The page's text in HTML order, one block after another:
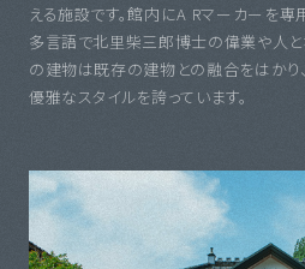
える施設です。館内にA Rマーカーを専
多言語で北里柴三郎博士の偉業や人と
の建物は既存の建物との融合をはかり
優雅なスタイルを誇っています。